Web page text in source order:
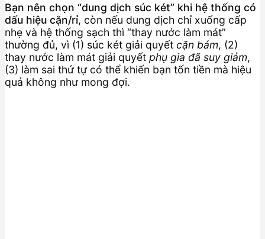
Bạn nên chọn “dung dịch súc két” khi hệ thống có
dấu hiệu cặn/rỉ, còn nếu dung dịch chỉ xuống cấp
nhẹ và hệ thống sạch thì “thay nước làm mát”
thường đủ, vì (1) súc két giải quyết cặn bám, (2)
thay nước làm mát giải quyết phụ gia đã suy giảm,
(3) làm sai thứ tự có thể khiến bạn tốn tiền mà hiệu
quả không như mong đợi.